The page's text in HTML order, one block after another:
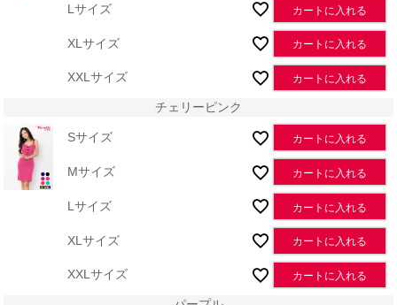
Lサイズ カートに入れる
XLサイズ カートに入れる
XXLサイズ カートに入れる
チェリーピンク
Sサイズ カートに入れる
Mサイズ カートに入れる
Lサイズ カートに入れる
XLサイズ カートに入れる
XXLサイズ カートに入れる